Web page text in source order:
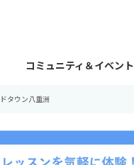
コミュニティ＆イベント
タウン八重洲